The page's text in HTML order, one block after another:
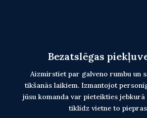
Bezatslēgas
Aizmirstiet par galveno rumbu un
tikšanās laikiem. Izmantojot
jūsu komanda var pieteikties
tiklīdz vietne to